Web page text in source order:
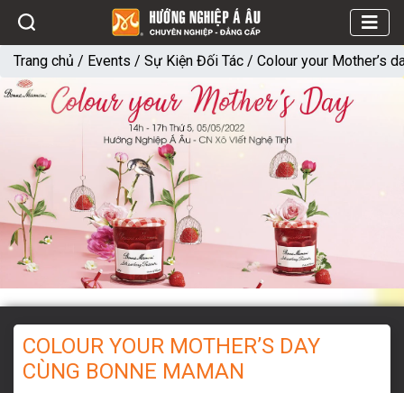
Trang chủ / Events / Sự Kiện Đối Tác / Colour your Mother’s
COLOUR YOUR MOTHER’S DAY
CÙNG BONNE MAMAN